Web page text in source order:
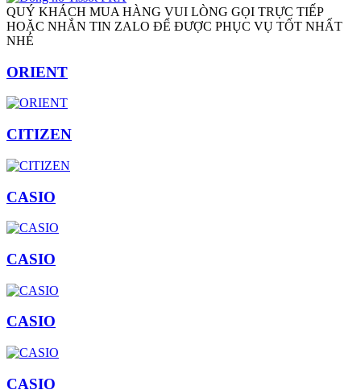
QUÝ KHÁCH MUA HÀNG VUI LÒNG GỌI TRỰC TIẾP
HOẶC NHẮN TIN ZALO ĐỂ ĐƯỢC PHỤC VỤ TỐT NHẤT
NHÉ
ORIENT
CITIZEN
CASIO
CASIO
CASIO
CASIO